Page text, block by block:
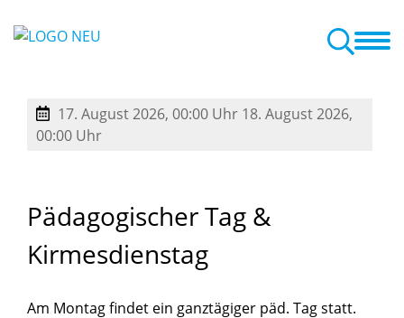
Elternengagement
17. August 2026, 00:00 Uhr 18. August 2026,
00:00 Uhr
PädagogischerTag &
Kirmesdienstag
Am Montag findet ein ganztägiger päd. Tag statt.